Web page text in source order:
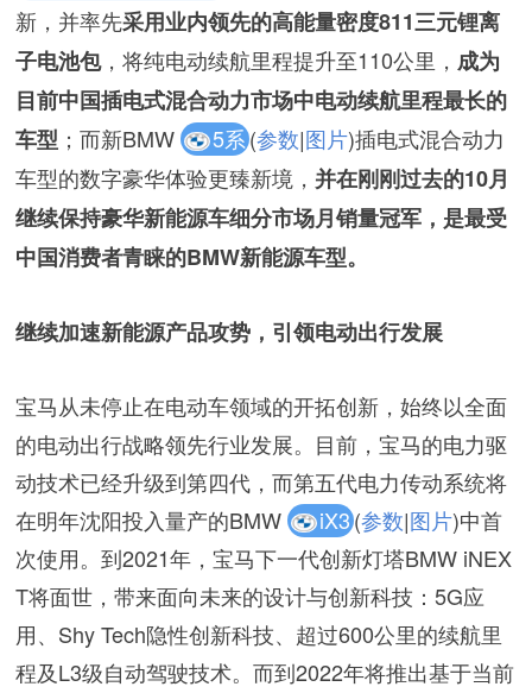
新，并率先采用业内领先的高能量密度811三元锂离
子电池包，将纯电动续航里程提升至110公里， 成为
目前中国插电式混合动力市场中电动续航里程最长的
车型 ；而新BMW 5系(参数|图片)插电式混合动力
车型的数字豪华体验更臻新境， 并在刚刚过去的10月
继续保持豪华新能源车细分市场月销量冠军，是最受
中国消费者青睐的BMW新能源车型。
继续加速新能源产品攻势，引领电动出行发展
宝马从未停止在电动车领域的开拓创新，始终以全面
的电动出行战略领先行业发展。目前，宝马的电力驱
动技术已经升级到第四代，而第五代电力传动系统将
在明年沈阳投入量产的BMW
iX3(参数|图片)中首
次使用。到2021年，宝马下一代创新灯塔BMW iNEX
T将面世，带来面向未来的设计与创新科技：5G应
用、Shy Tech隐性创新科技、超过600公里的续航里
程及L3级自动驾驶技术。而到2022年将推出基于当前